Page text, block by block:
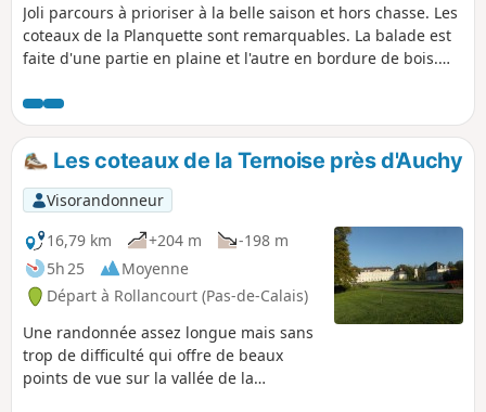
Joli parcours à prioriser à la belle saison et hors chasse. Les
coteaux de la Planquette sont remarquables. La balade est
faite d'une partie en plaine et l'autre en bordure de bois.
intéressant.
Les coteaux de la Ternoise près d'Auchy
Visorandonneur
16,79 km
+204 m
-198 m
5h 25
Moyenne
Départ à Rollancourt (Pas-de-Calais)
Une randonnée assez longue mais sans
trop de difficulté qui offre de beaux
points de vue sur la vallée de la